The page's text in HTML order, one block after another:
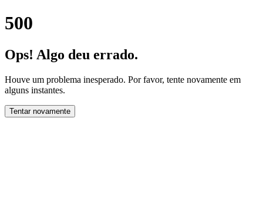
500
Ops! Algo deu errado.
Houve um problema inesperado. Por favor, tente novamente em
alguns instantes.
Tentar novamente